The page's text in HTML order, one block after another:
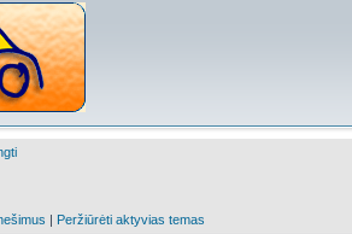
| Peržiūrėti aktyvias temas